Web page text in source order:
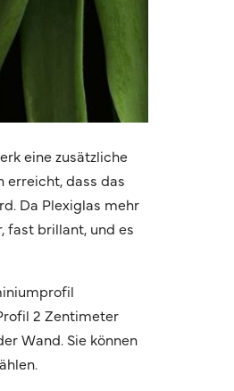
eine zusätzliche
erreicht, dass das
Da Plexiglas mehr
fast brillant, und es
2 Zentimeter
Wand. Sie können